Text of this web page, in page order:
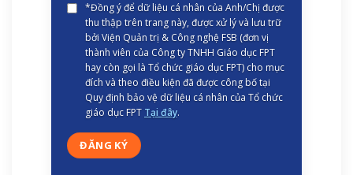
*Đồng ý để dữ liệu cá nhân của Anh/Chị được
thu thập trên trang này, được xử lý và lưu trữ
bởi Viện Quản trị & Công nghệ FSB (đơn vị
thành viên của Công ty TNHH Giáo dục FPT
hay còn gọi là Tổ chức giáo dục FPT) cho mục
đích và theo điều kiện đã được công bố tại
Quy định bảo vệ dữ liệu cá nhân của Tổ chức
giáo dục FPT Tại đây.